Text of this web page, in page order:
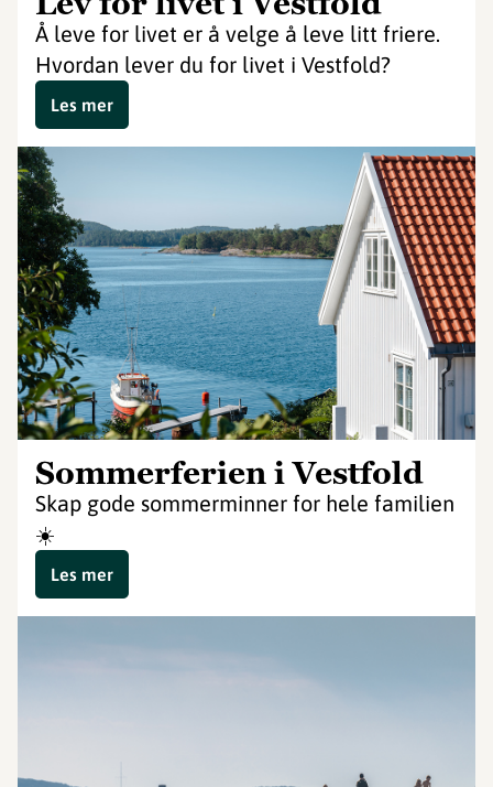
Å leve for livet er å velge å leve litt friere.
Hvordan lever du for livet i Vestfold?
Les mer
Sommerferien i Vestfold
Skap gode sommerminner for hele familien
☀️
Les mer